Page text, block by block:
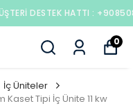
+908508406823
0
İç Üniteler
Kaset Tipi İç Ünite 11 kw